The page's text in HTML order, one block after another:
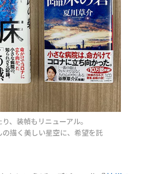
、装幀もリニューアル。
描く美しい星空に、希望を託